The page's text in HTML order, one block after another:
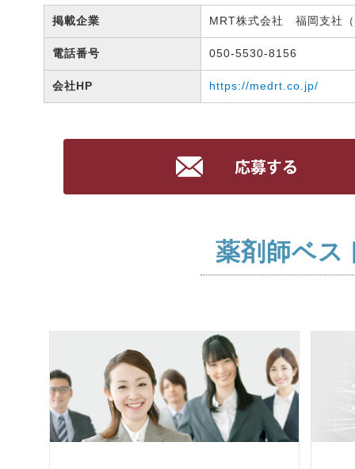
掲載企業 MRT株式会社 福岡支社
電話番号 050-5530-8156
会社HP https://medrt.co.jp/
薬剤師ベス